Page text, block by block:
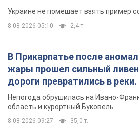
Украине не помешает взять пример
8.08.2026 05:10 2,4 т.
В Прикарпатье после
жары прошел сильный
дороги превратились в
Непогода обрушилась на Ивано-
область и курортный Буковель
8.08.2026 09:27 35,0 т.